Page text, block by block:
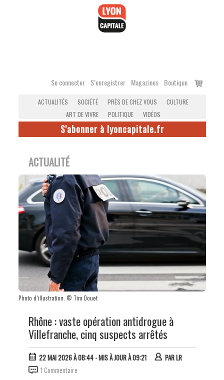
Se connecter S’enregistrer Magazines Boutique
Voir
ACTUALITÉS SOCIÉTÉ PRÈS DE CHEZ VOUS
CULTURE
ART DE VIVRE
POLITIQUE VIDÉOS
S'abonner à lyoncapitale.fr
ACTUALITÉ
Photo d’illustration. © Tim Douet
Rhône : vaste opération antidrogue à
Villefranche, cinq suspects arrêtés
22 MAI 2026 À 08:44- MIS À JOUR À 09:21 PARLR
1 Commentaire